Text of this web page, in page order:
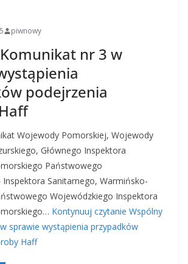
piwnowy
nr 3 w
podejrzenia
Wojewody Pomorskiej, Wojewody
Głównego Inspektora
Państwowego
Sanitarnego, Warmińsko-
Wojewódzkiego Inspektora
Kontynuuj czytanie Wspólny
sprawie wystąpienia przypadków
Haff